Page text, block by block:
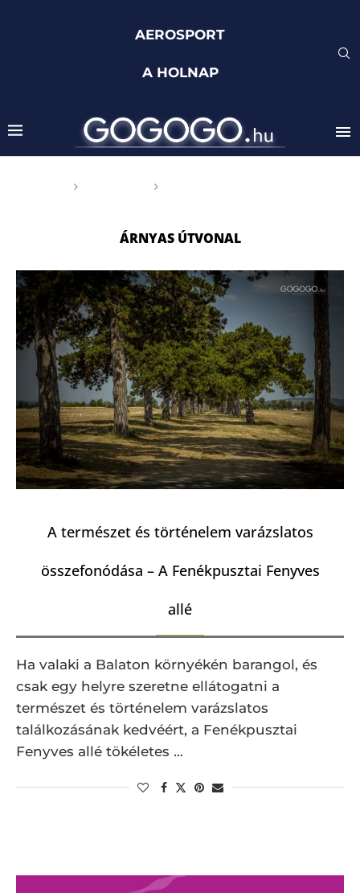
AEROSPORT
A HOLNAP
ÁRNYAS ÚTVONAL
A természet és történelem varázslatos
összefonódása – A Fenékpusztai Fenyves
allé
Ha valaki a Balaton környékén barangol, és
csak egy helyre szeretne ellátogatni a
természet és történelem varázslatos
találkozásának kedvéért, a Fenékpusztai
Fenyves allé tökéletes …